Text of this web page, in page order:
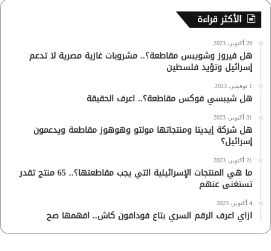
الأكثر قراءة
29 أكتوبر، 2023
هل فيروز وشويبس مقاطعة؟.. مشروبات غازية مصرية لا تدعم
إسرائيل وتؤيد فلسطين
1 نوفمبر، 2023
هل شيبسي فوكس مقاطعة؟.. اعرف الحقيقة
31 أكتوبر، 2023
هل شركة إيديتا ومنتجاتها مولتو وهوهوز مقاطعة ويدعمون
إسرائيل؟
21 أكتوبر، 2023
ما هي المنتجات الإسرائيلية التي يجب مقاطعتها؟.. 65 منتج تقدر
تستغنى عنهم
4 أكتوبر، 2023
ازاي اعرف الرقم السري بتاع فودافون كاش.. افهمها صح